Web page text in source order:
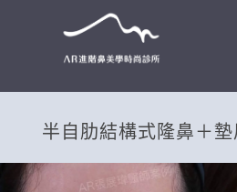
半自肋結構式隆鼻＋